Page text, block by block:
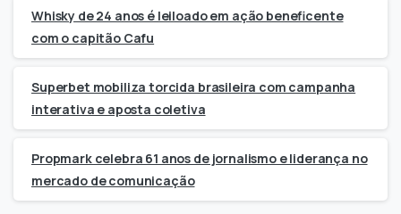
Whisky de 24 anos é leiloado em ação beneficente
com o capitão Cafu
Superbet mobiliza torcida brasileira com campanha
interativa e aposta coletiva
Propmark celebra 61 anos de jornalismo e liderança no
mercado de comunicação